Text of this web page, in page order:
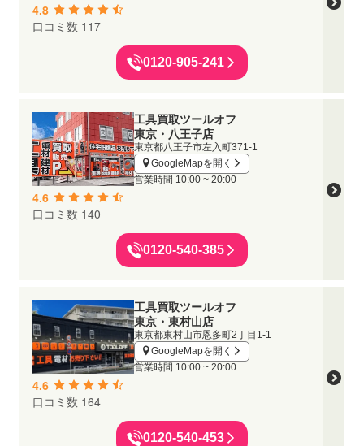
4.8
口コミ数 117
0120-905-241
工具買取ツールオフ
東京・八王子店
東京都八王子市左入町371-1
GoogleMapを開く
営業時間 10:00 ~ 20:00
4.6
口コミ数 140
0120-540-385
工具買取ツールオフ
東京・東村山店
東京都東村山市恩多町2丁目1-1
GoogleMapを開く
営業時間 10:00 ~ 20:00
4.6
口コミ数 164
0120-540-453